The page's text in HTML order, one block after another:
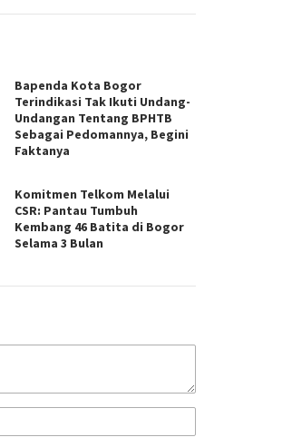
Bapenda Kota Bogor
Terindikasi Tak Ikuti Undang-
Undangan Tentang BPHTB
Sebagai Pedomannya, Begini
Faktanya
Komitmen Telkom Melalui
CSR: Pantau Tumbuh
Kembang 46 Batita di Bogor
Selama 3 Bulan